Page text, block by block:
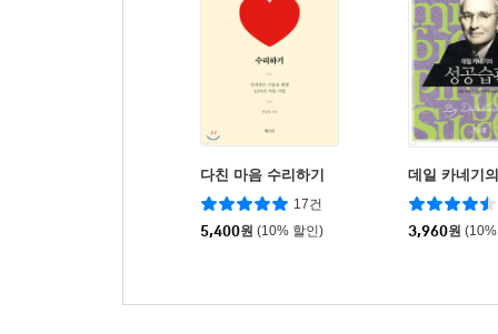
다친 마음 수리하기
17건
5,400원 (10% 할인)
데일 카네기
3,960원